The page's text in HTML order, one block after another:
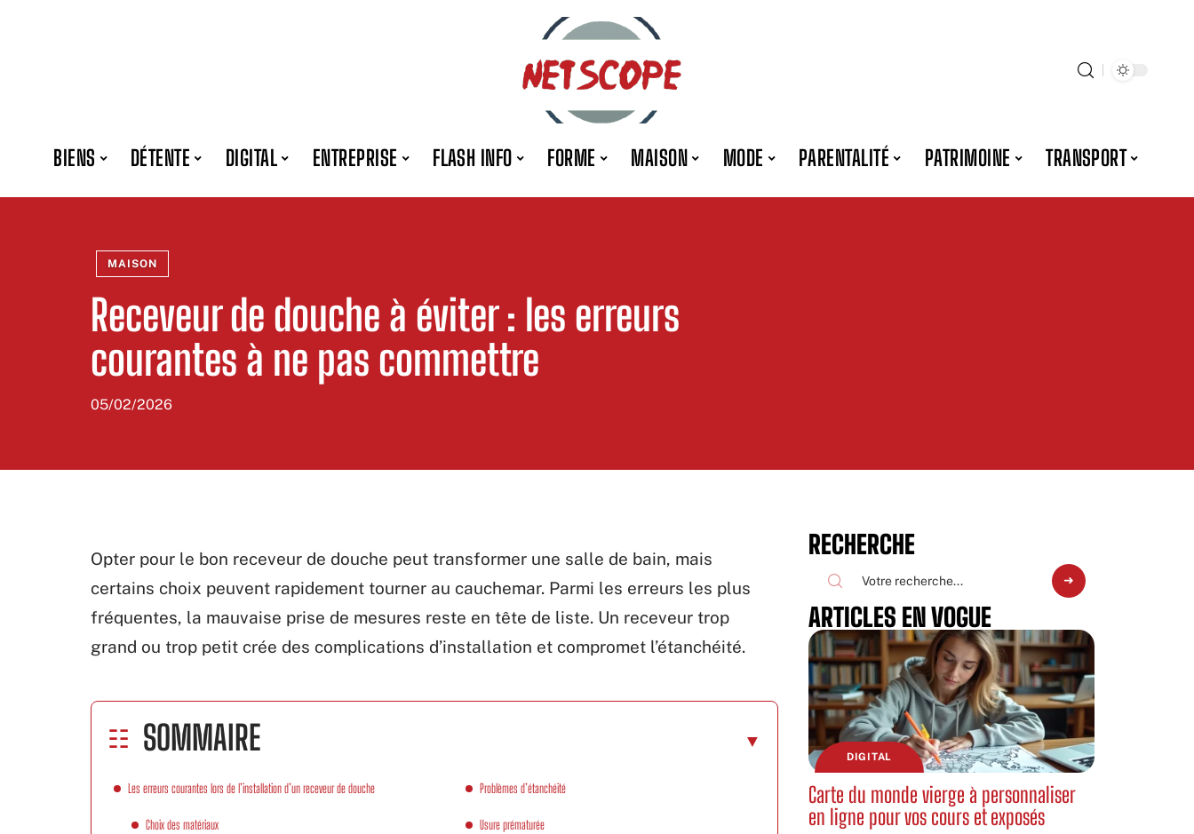
BIENS DÉTENTE DIGITAL ENTREPRISE FLASH INFO FORME MAISON MODE PARENTALITÉ PATRIMOINE TRANSPORT
MAISON
Receveur de douche à éviter : les erreurs
courantes à ne pas commettre
05/02/2026
Opter pour le bon receveur de douche peut transformer une salle de bain, mais
certains choix peuvent rapidement tourner au cauchemar. Parmi les erreurs les plus
fréquentes, la mauvaise prise de mesures reste en tête de liste. Un receveur trop
grand ou trop petit crée des complications d’installation et compromet l’étanchéité.
SOMMAIRE
Les erreurs courantes lors de l’installation d’un receveur de douche
Choix des matériaux
Problèmes d’étanchéité
Usure prématurée
RECHERCHE
ARTICLES EN VOGUE
DIGITAL
Carte du monde vierge à personnaliser
en ligne pour vos cours et exposés